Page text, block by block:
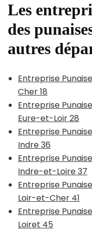
Les
des
autres
Entreprise
Cher 18
Entreprise
Eure-et-Loir 28
Entreprise
Indre 36
Entreprise
Indre-et-Loire 37
Entreprise
Loir-et-Cher 41
Entreprise
Loiret 45